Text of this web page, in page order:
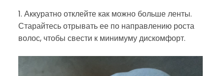
1. Аккуратно отклейте как можно больше ленты.
Старайтесь отрывать ее по направлению роста
волос, чтобы свести к минимуму дискомфорт.